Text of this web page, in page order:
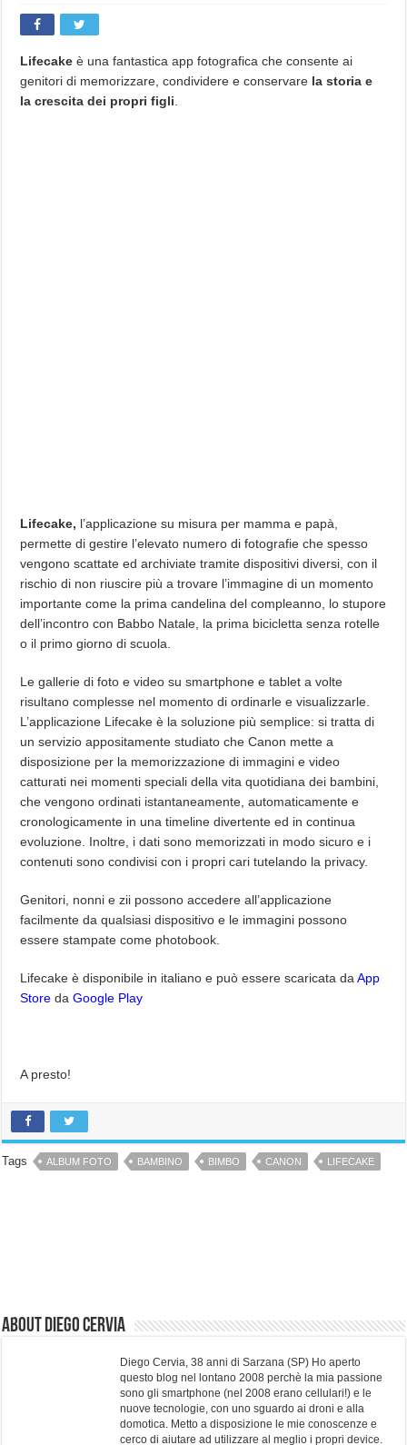
per
creare
il
fotografico
Lifecake è una fantastica app fotografica che consente ai
genitori di memorizzare, condividere e conservare la storia e
la crescita dei propri figli
Lifecake, l’applicazione su misura per mamma e papà,
permette di gestire l’elevato numero di fotografie che spesso
vengono scattate ed archiviate tramite dispositivi diversi, con il
rischio di non riuscire più a trovare l’immagine di un momento
importante come la prima candelina del compleanno, lo stupore
dell’incontro con Babbo Natale, la prima bicicletta senza rotelle
o il primo giorno di scuola.
Le gallerie di foto e video su smartphone e tablet a volte
risultano complesse nel momento di ordinarle e visualizzarle.
L’applicazione Lifecake è la soluzione più semplice: si tratta di
un servizio appositamente studiato che Canon mette a
disposizione per la memorizzazione di immagini e video
catturati nei momenti speciali della vita quotidiana dei bambini,
che vengono ordinati istantaneamente, automaticamente e
cronologicamente in una timeline divertente ed in continua
evoluzione. Inoltre, i dati sono memorizzati in modo sicuro e i
contenuti sono condivisi con i propri cari tutelando la privacy.
Genitori, nonni e zii possono accedere all’applicazione
facilmente da qualsiasi dispositivo e le immagini possono
essere stampate come photobook.
Lifecake è disponibile in italiano e può essere scaricata daApp
Store daGoogle Play
A presto!
Tags ALBUM FOTO BAMBINO BIMBO CANON LIFECAKE
About Diego Cervia
Diego Cervia, 38 anni di Sarzana (SP) Ho aperto
questo blog nel lontano 2008 perchè la mia passione
sono gli smartphone (nel 2008 erano cellulari!) e le
nuove tecnologie, con uno sguardo ai droni e alla
domotica. Metto a disposizione le mie conoscenze e
cerco di aiutare ad utilizzare al meglio i propri device.